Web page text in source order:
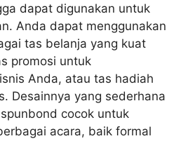
dapat digunakan untuk
Anda dapat menggunakan
tas belanja yang kuat
promosi untuk
Anda, atau tas hadiah
Desainnya yang sederhana
cocok untuk
acara, baik formal